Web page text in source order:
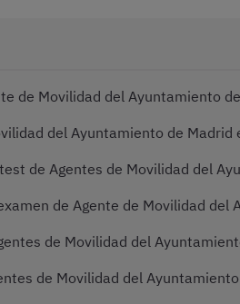
de Movilidad del Ayuntamiento
del Ayuntamiento de Madrid
de Agentes de Movilidad del
de Agente de Movilidad del
de Movilidad del
de Movilidad del